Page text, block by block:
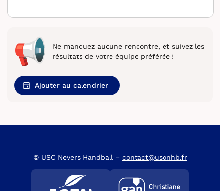
Ne manquez aucune rencontre, et suivez les
résultats de votre équipe préférée !
Ajouter au calendrier
© USO Nevers Handball – contact@usonhb.fr